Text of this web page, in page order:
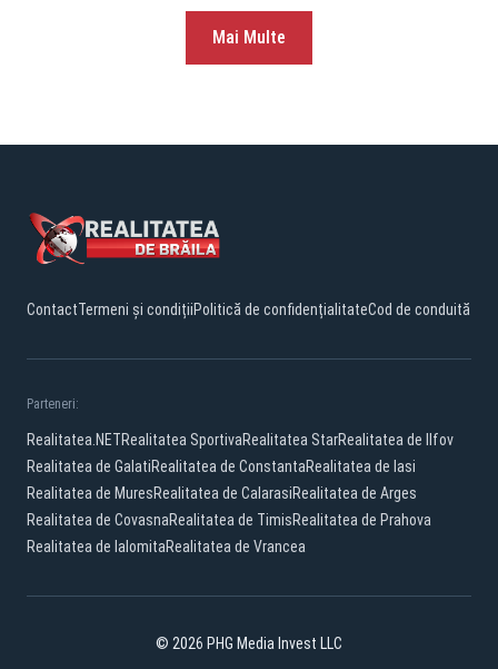
Mai Multe
ContactTermeni și condițiiPolitică de confidențialitateCod de conduită
Parteneri:
Realitatea.NETRealitatea SportivaRealitatea StarRealitatea de Ilfov
Realitatea de GalatiRealitatea de ConstantaRealitatea de Iasi
Realitatea de MuresRealitatea de CalarasiRealitatea de Arges
Realitatea de CovasnaRealitatea de TimisRealitatea de Prahova
Realitatea de IalomitaRealitatea de Vrancea
© 2026 PHG Media Invest LLC